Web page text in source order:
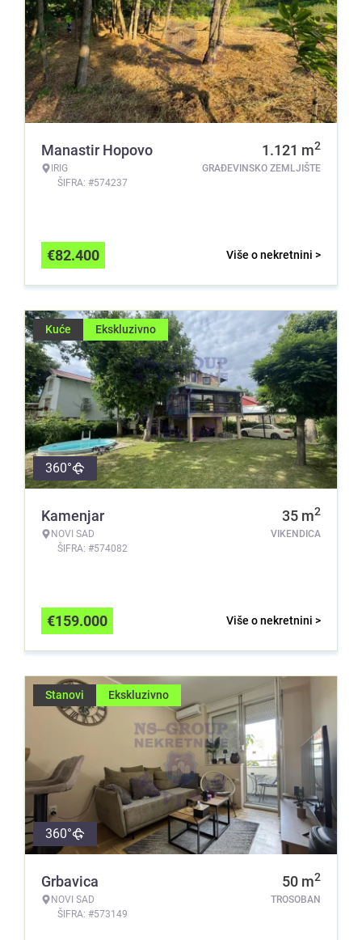
Manastir Hopovo
IRIG
ŠIFRA: #574237
1.121 m2
GRAĐEVINSKO ZEMLJIŠTE
Više o nekretnini >
€82.400
Kuće Ekskluzivno
360°
Kamenjar
NOVI SAD
ŠIFRA: #574082
35 m2
VIKENDICA
Više o nekretnini >
€159.000
Stanovi Ekskluzivno
360°
Grbavica
NOVI SAD
ŠIFRA: #573149
50 m2
TROSOBAN